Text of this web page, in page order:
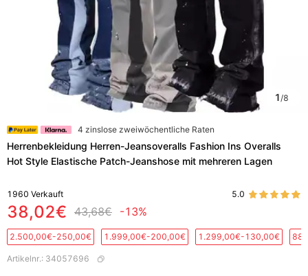
1/8
4 zinslose zweiwöchentliche Raten
Herrenbekleidung Herren-Jeansoveralls Fashion Ins Overalls
Hot Style Elastische Patch-Jeanshose mit mehreren Lagen
1960 Verkauft 5.0
38,02€ 43,68€ -13%
2.500,00€-250,00€ 1.999,00€-200,00€ 1.299,00€-130,00€
Artikelnr.: 34057696